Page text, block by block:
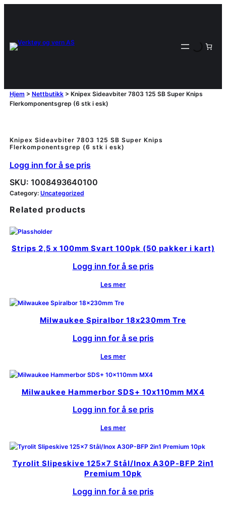
Hjem > Nettbutikk> Knipex Sideavbiter 7803 125 SB Super Knips
Flerkomponentsgrep (6 stk i esk)
Knipex Sideavbiter 7803 125 SB Super Knips
Flerkomponentsgrep (6 stk i esk)
Logg inn for å se pris
SKU: 1008493640100
Category: Uncategorized
Related products
Strips 2,5 x 100mm Svart 100pk (50 pakker i kart)
Logg inn for å se pris
Les mer
Milwaukee Spiralbor 18x230mm Tre
Logg inn for å se pris
Les mer
Milwaukee Hammerbor SDS+ 10x110mm MX4
Logg inn for å se pris
Les mer
Tyrolit Slipeskive 125×7 Stål/Inox A30P-BFP 2in1
Premium 10pk
Logg inn for å se pris